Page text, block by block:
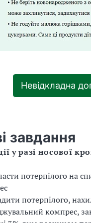
Невідкладна
завдання
у разі носової
потерпілого на
потерпілого,
компрес,